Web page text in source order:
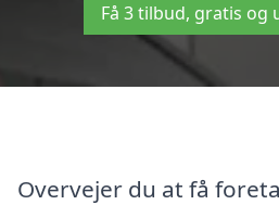
Få 3 tilbud, gratis og
Overvejer du at få